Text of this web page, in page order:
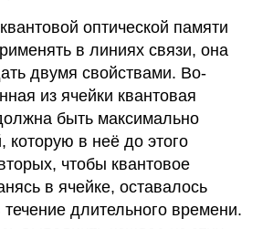
оптической памяти
в линиях связи, она
двумя свойствами. Во-
из ячейки квантовая
быть максимально
которую в неё до этого
чтобы квантовое
в ячейке, оставалось
длительного времени.